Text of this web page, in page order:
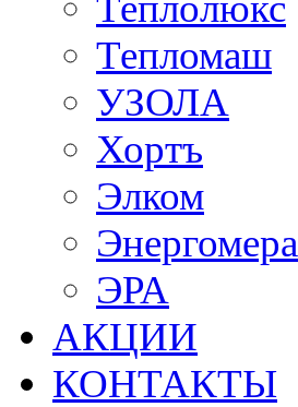
Тепломаш
УЗОЛА
Хортъ
Элком
Энергомера
ЭРА
АКЦИИ
КОНТАКТЫ